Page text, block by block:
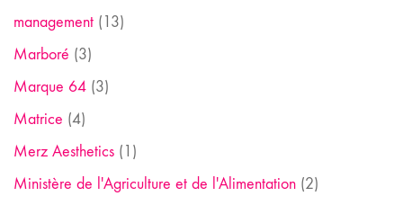
management (13)
Marboré (3)
Marque 64 (3)
Matrice (4)
Merz Aesthetics (1)
Ministère de l'Agriculture et de l'Alimentation (2)